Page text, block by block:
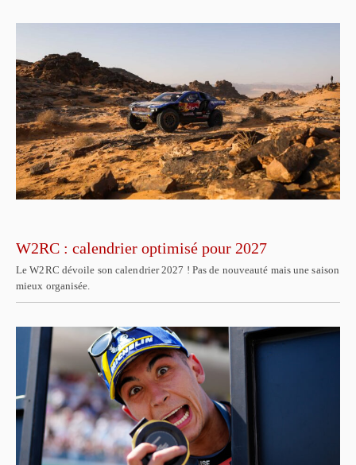
W2RC : calendrier optimisé pour 2027
Le W2RC dévoile son calendrier 2027 ! Pas de nouveauté mais une saison
mieux organisée.